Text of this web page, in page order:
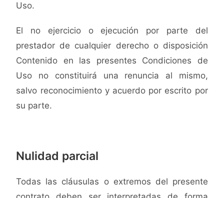
Uso.
El no ejercicio o ejecución por parte del
prestador de cualquier derecho o disposición
Contenido en las presentes Condiciones de
Uso no constituirá una renuncia al mismo,
salvo reconocimiento y acuerdo por escrito por
su parte.
Nulidad parcial
Todas las cláusulas o extremos del presente